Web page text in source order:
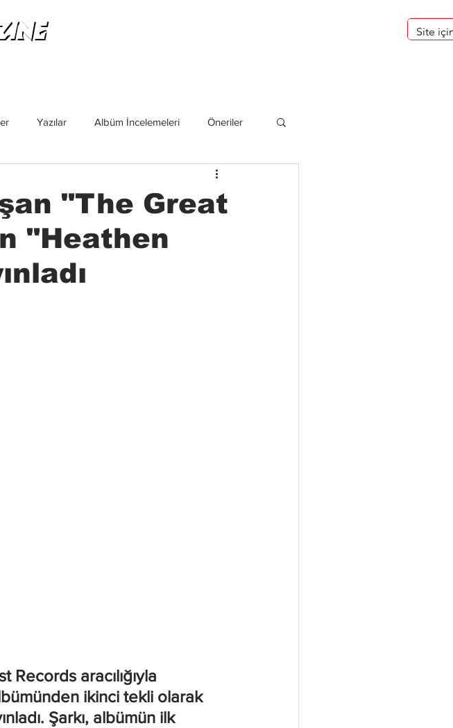
Yazılar Albüm İncelemeleri Öneriler
"The Great
"Heathen
aracılığıyla
ikinci tekli olarak
Şarkı, albümün ilk